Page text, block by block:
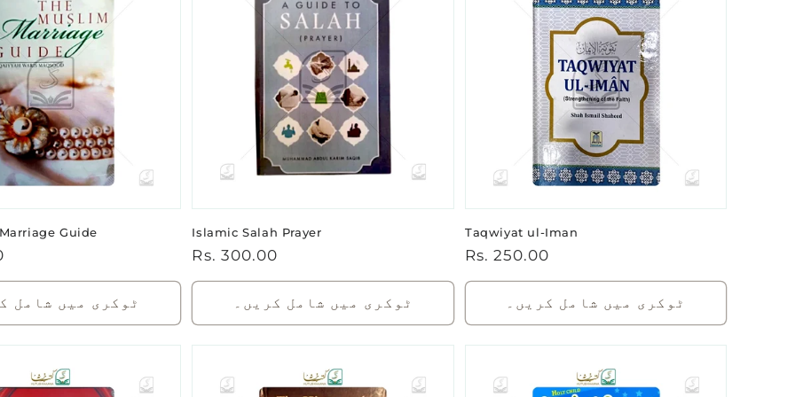
Guide
ٹوکری میں شامل
Islamic Salah Prayer
باقاعدہ
قیمت
Rs. 300.00
ٹوکری میں شامل کریں۔
Taqwiyat ul-Iman
باقاعدہ
قیمت
Rs. 250.00
ٹوکری میں شامل کریں۔